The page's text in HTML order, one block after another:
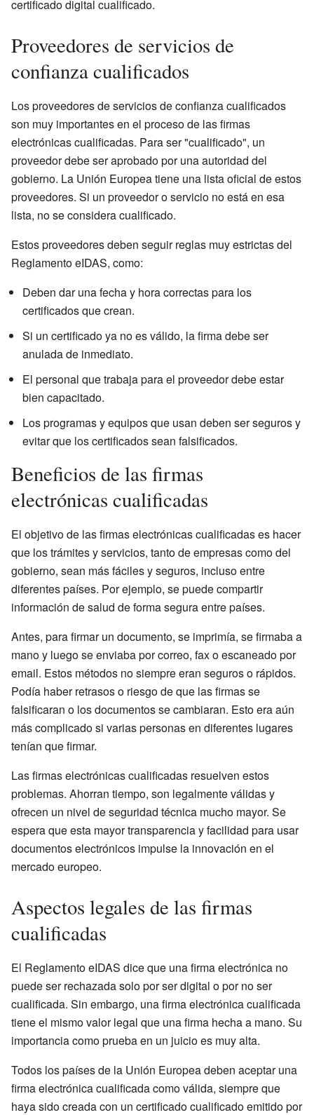
certificado digital cualificado.
Proveedores de servicios de
confianza cualificados
Los proveedores de servicios de confianza cualificados
son muy importantes en el proceso de las firmas
electrónicas cualificadas. Para ser "cualificado", un
proveedor debe ser aprobado por una autoridad del
gobierno. La Unión Europea tiene una lista oficial de estos
proveedores. Si un proveedor o servicio no está en esa
lista, no se considera cualificado.
Estos proveedores deben seguir reglas muy estrictas del
Reglamento eIDAS, como:
Deben dar una fecha y hora correctas para los
certificados que crean.
Si un certificado ya no es válido, la firma debe ser
anulada de inmediato.
El personal que trabaja para el proveedor debe estar
bien capacitado.
Los programas y equipos que usan deben ser seguros y
evitar que los certificados sean falsificados.
Beneficios de las firmas
electrónicas cualificadas
El objetivo de las firmas electrónicas cualificadas es hacer
que los trámites y servicios, tanto de empresas como del
gobierno, sean más fáciles y seguros, incluso entre
diferentes países. Por ejemplo, se puede compartir
información de salud de forma segura entre países.
Antes, para firmar un documento, se imprimía, se firmaba a
mano y luego se enviaba por correo, fax o escaneado por
email. Estos métodos no siempre eran seguros o rápidos.
Podía haber retrasos o riesgo de que las firmas se
falsificaran o los documentos se cambiaran. Esto era aún
más complicado si varias personas en diferentes lugares
tenían que firmar.
Las firmas electrónicas cualificadas resuelven estos
problemas. Ahorran tiempo, son legalmente válidas y
ofrecen un nivel de seguridad técnica mucho mayor. Se
espera que esta mayor transparencia y facilidad para usar
documentos electrónicos impulse la innovación en el
mercado europeo.
Aspectos legales de las firmas
cualificadas
El Reglamento eIDAS dice que una firma electrónica no
puede ser rechazada solo por ser digital o por no ser
cualificada. Sin embargo, una firma electrónica cualificada
tiene el mismo valor legal que una firma hecha a mano. Su
importancia como prueba en un juicio es muy alta.
Todos los países de la Unión Europea deben aceptar una
firma electrónica cualificada como válida, siempre que
haya sido creada con un certificado cualificado emitido por